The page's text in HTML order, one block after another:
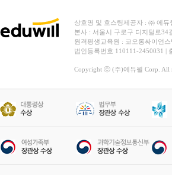
상호명 및 호스팅제공자 : ㈜ 에
본사 : 서울시 구로구 디지털로34
원격평생교육원 : 코오롱싸이언
법인등록번호 110111-2450031 |
Copyright ⓒ (주)에듀윌 Corp. All